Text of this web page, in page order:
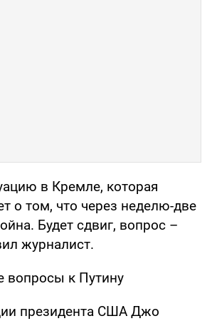
в Кремле, которая
о том, что через неделю-две
Будет сдвиг, вопрос –
журналист.
вопросы к Путину
президента США Джо